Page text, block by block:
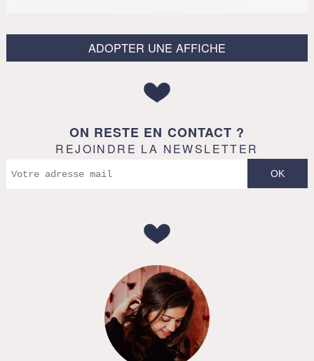
ADOPTER UNE AFFICHE
ON RESTE EN CONTACT ?
REJOINDRE LA NEWSLETTER